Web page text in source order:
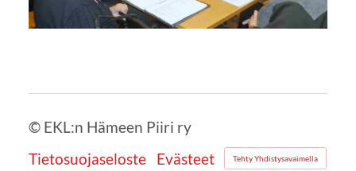
© EKL:n Hämeen Piiri ry
Tietosuojaseloste
Evästeet Tehty Yhdistysavaimella